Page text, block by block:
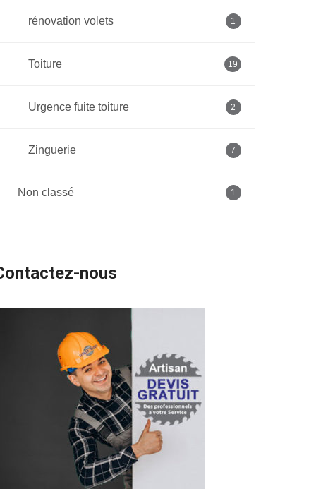
rénovation volets 1
Toiture 19
Urgence fuite toiture 2
Zinguerie 7
Non classé 1
nous